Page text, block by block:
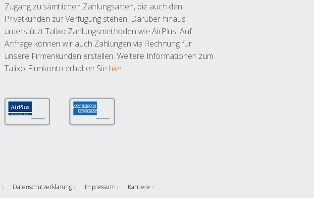
Zugang zu sämtlichen Zahlungsarten, die auch den
Privatkunden zur Verfügung stehen. Darüber hinaus
unterstützt Talixo Zahlungsmethoden wie AirPlus. Auf
Anfrage können wir auch Zahlungen via Rechnung für
unsere Firmenkunden erstellen. Weitere Informationen zum
Talixo-Firmkonto erhalten Sie hier.
Datenschutzerklärung Impressum Karriere